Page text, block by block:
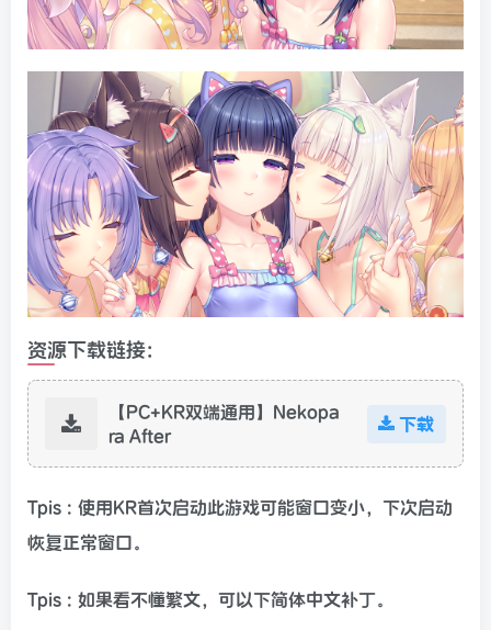
资源下载链接:
【PC+KR双端通用】Nekopa
ra After
下载
Tpis : 使用KR首次启动此游戏可能窗口变小，下次启动
恢复正常窗口。
Tpis : 如果看不懂繁文，可以下简体中文补丁。